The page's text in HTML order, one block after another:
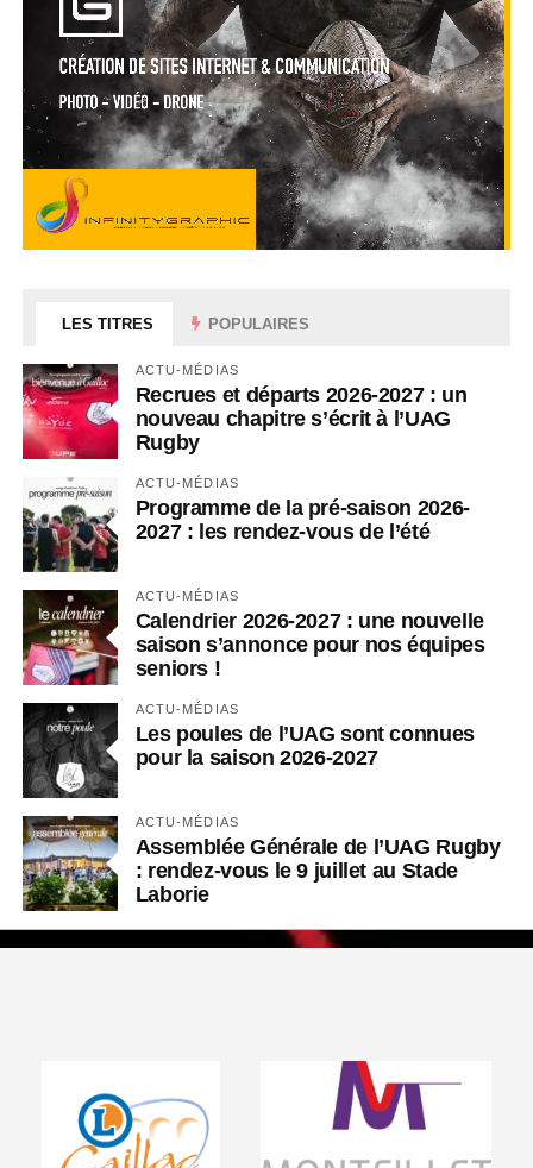
LES TITRES POPULAIRES
ACTU-MÉDIAS
Recrues et départs 2026-2027 : un
nouveau chapitre s’écrit à l’UAG
Rugby
ACTU-MÉDIAS
Programme de la pré-saison 2026-
2027 : les rendez-vous de l’été
ACTU-MÉDIAS
Calendrier 2026-2027 : une nouvelle
saison s’annonce pour nos équipes
seniors !
ACTU-MÉDIAS
Les poules de l’UAG sont connues
pour la saison 2026-2027
ACTU-MÉDIAS
Assemblée Générale de l’UAG Rugby
: rendez-vous le 9 juillet au Stade
Laborie